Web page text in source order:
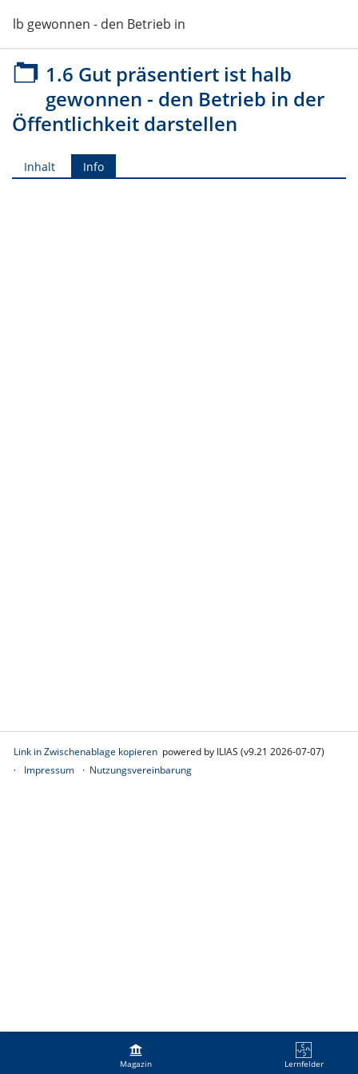
gewonnen - den Betrieb in der Öffentlichkeit darstellen
Magazin Lernfelder
1.6 Gut präsentiert ist halb
gewonnen - den Betrieb in der
Öffentlichkeit darstellen
Inhalt Info
Link in Zwischenablage kopieren powered by ILIAS (v9.21 2026-07-07)
Impressum
Nutzungsvereinbarung